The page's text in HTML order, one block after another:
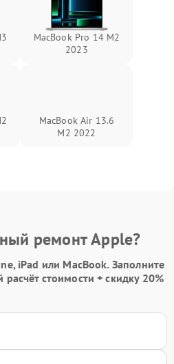
MacBook Pro 14 M2
2023
MacBook Air 13.6
M2 2022
ремонт Apple?
iPad или MacBook. Заполните
стоимости +скидку 20%